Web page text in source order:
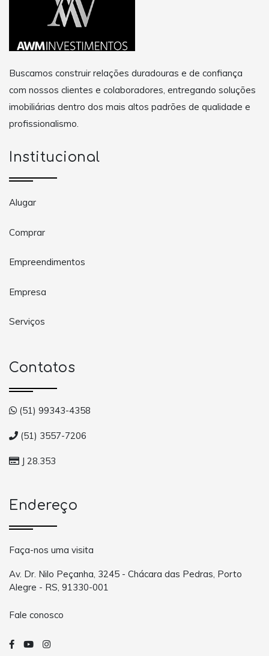
Buscamos construir relações duradouras e de confiança
com nossos clientes e colaboradores, entregando soluções
imobiliárias dentro dos mais altos padrões de qualidade e
profissionalismo.
Institucional
Alugar
Comprar
Empreendimentos
Empresa
Serviços
Contatos
(51) 99343-4358
(51) 3557-7206
J 28.353
Endereço
Faça-nos uma visita
Av. Dr. Nilo Peçanha, 3245 - Chácara das Pedras, Porto
Alegre - RS, 91330-001
Fale conosco